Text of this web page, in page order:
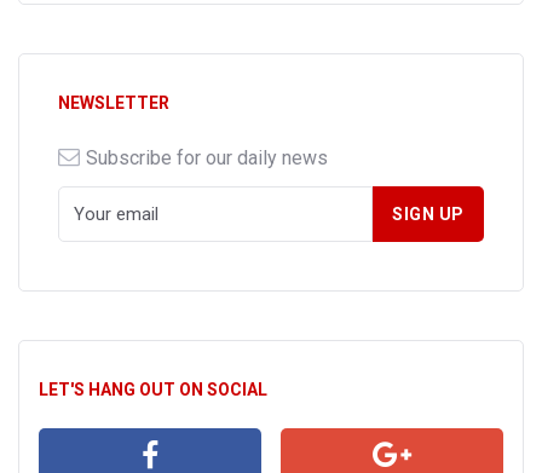
NEWSLETTER
Subscribe for our daily news
LET'S HANG OUT ON SOCIAL